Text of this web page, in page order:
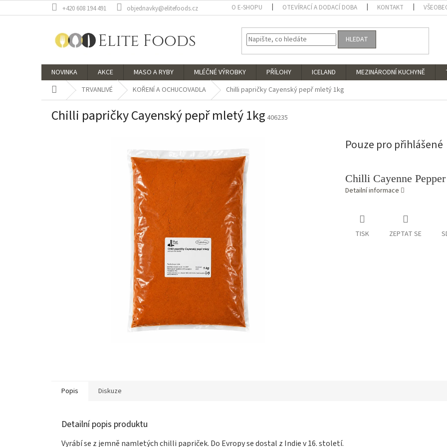
na
+420 608 194 491 objednavky@elitefoods.cz O E-SHOPU OTEVÍRACÍ A DODACÍ DOBA KONTAKT
HLEDAT
NOVINKA AKCE MASO A RYBY MLÉČNÉ VÝROBKY PŘÍLOHY ICELAND MEZINÁRODNÍ KUCHYNĚ
Domů TRVANLIVÉ KOŘENÍ A OCHUCOVADLA Chilli papričky Cayenský pepř mletý 1kg
Chilli papričky Cayenský pepř mletý 1kg 406235
Pouze pro přihlášené
Chilli Cayenne
Detailní informace
TISK ZEPTAT SE
Popis Diskuze
Detailní popis produktu
Vyrábí se z jemně namletých chilli papriček. Do Evropy se dostal z Indie v 16. století.